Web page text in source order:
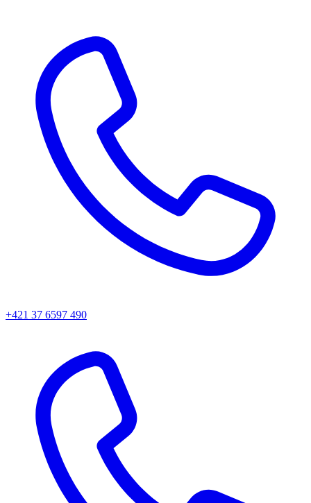
+421 37 6597 490